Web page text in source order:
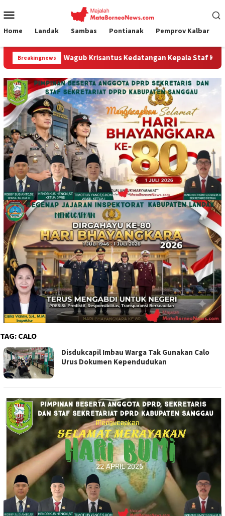
ke
Mobile
Home Landak Sambas Pontianak Pemprov Kalbar
Breakingnews
Wagub Krisantus Kedatangan Kepala Staf Kepresidenan,
TAG: CALO
Disdukcapil Imbau Warga Tak Gunakan Calo
Urus Dokumen Kependudukan